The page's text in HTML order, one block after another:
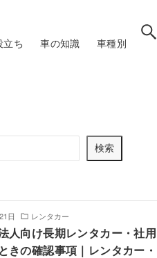
立ち 車の知識 車種別
検索
日 レンタカー
人向け長期レンタカー・社用
きの確認事項｜レンタカー・